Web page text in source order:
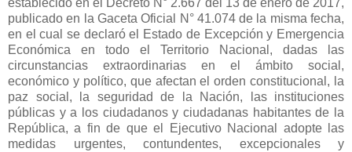
establecido en el Decreto N° 2.667 del 13 de enero de 2017,
publicado en la Gaceta Oficial N° 41.074 de la misma fecha,
en el cual se declaró el Estado de Excepción y Emergencia
Económica en todo el Territorio Nacional, dadas las
circunstancias extraordinarias en el ámbito social,
económico y político, que afectan el orden constitucional, la
paz social, la seguridad de la Nación, las instituciones
públicas y a los ciudadanos y ciudadanas habitantes de la
República, a fin de que el Ejecutivo Nacional adopte las
medidas urgentes, contundentes, excepcionales y